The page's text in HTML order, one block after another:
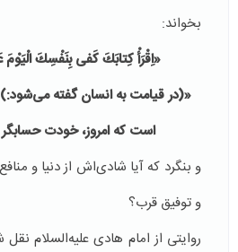
بخواند:
«اِقْرَأْ كِتابَكَ كَفى‌ بِنَفْسِكَ
«(در قيامت به انسان گفته مى‌شود:)
است كه امروز، خودت
و بنگرد که آیا شادی‌اش از دنیا و
و توفیق قرب؟
روایتی از امام هادی علیه‌السلام